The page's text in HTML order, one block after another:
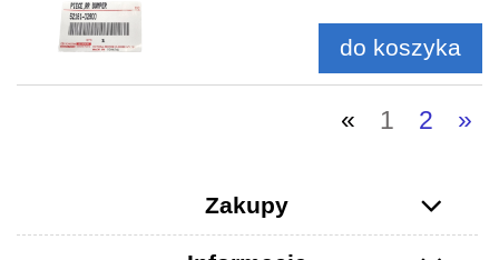
do koszyka
« 1 2 »
Zakupy